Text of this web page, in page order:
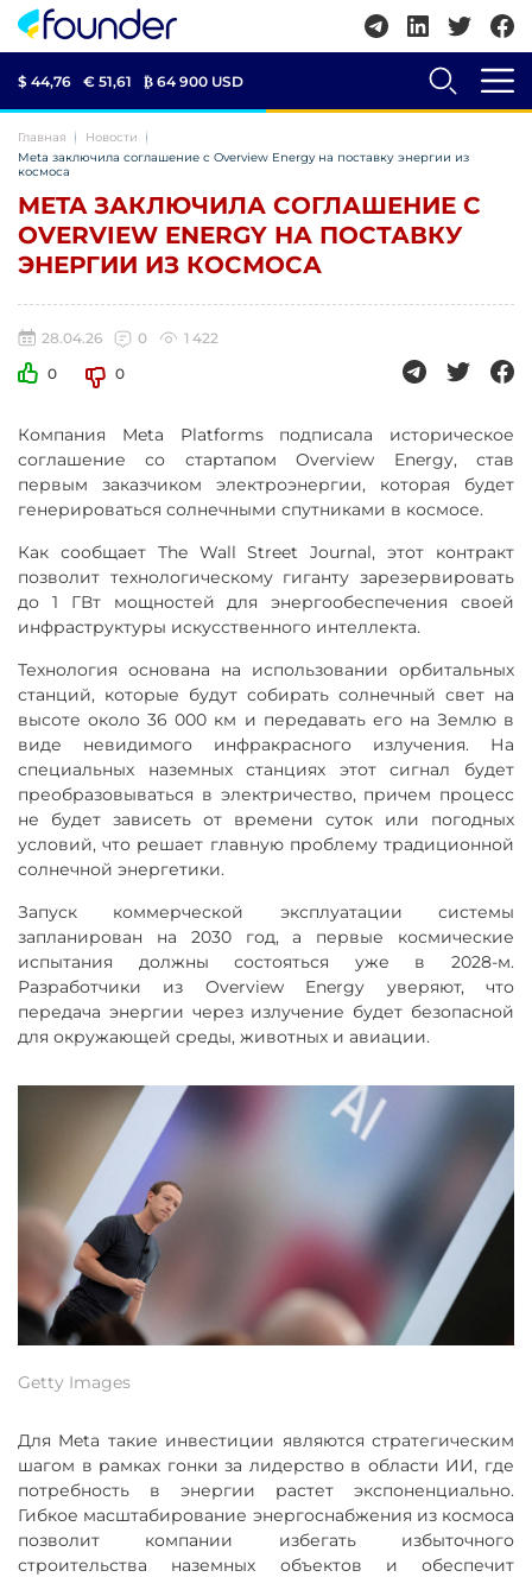
$ 44,76 € 51,61 ₿ 64 900 USD
Главная
Новости
Meta заключила соглашение с Overview Energy на поставку энергии из
космоса
META ЗАКЛЮЧИЛА СОГЛАШЕНИЕ С
OVERVIEW ENERGY НА ПОСТАВКУ
ЭНЕРГИИ ИЗ КОСМОСА
28.04.26 0
1 422
0
0
Компания Meta Platforms подписала историческое
соглашение со стартапом Overview Energy, став
первым заказчиком электроэнергии, которая будет
генерироваться солнечными спутниками в космосе.
Как сообщает The Wall Street Journal, этот контракт
позволит технологическому гиганту зарезервировать
до 1 ГВт мощностей для энергообеспечения своей
инфраструктуры искусственного интеллекта.
Технология основана на использовании орбитальных
станций, которые будут собирать солнечный свет на
высоте около 36 000 км и передавать его на Землю в
виде невидимого инфракрасного излучения. На
специальных наземных станциях этот сигнал будет
преобразовываться в электричество, причем процесс
не будет зависеть от времени суток или погодных
условий, что решает главную проблему традиционной
солнечной энергетики.
Запуск коммерческой эксплуатации системы
запланирован на 2030 год, а первые космические
испытания должны состояться уже в 2028-м.
Разработчики из Overview Energy уверяют, что
передача энергии через излучение будет безопасной
для окружающей среды, животных и авиации.
Getty Images
Для Meta такие инвестиции являются стратегическим
шагом в рамках гонки за лидерство в области ИИ, где
потребность в энергии растет экспоненциально.
Гибкое масштабирование энергоснабжения из космоса
позволит компании избегать избыточного
строительства наземных объектов и обеспечит